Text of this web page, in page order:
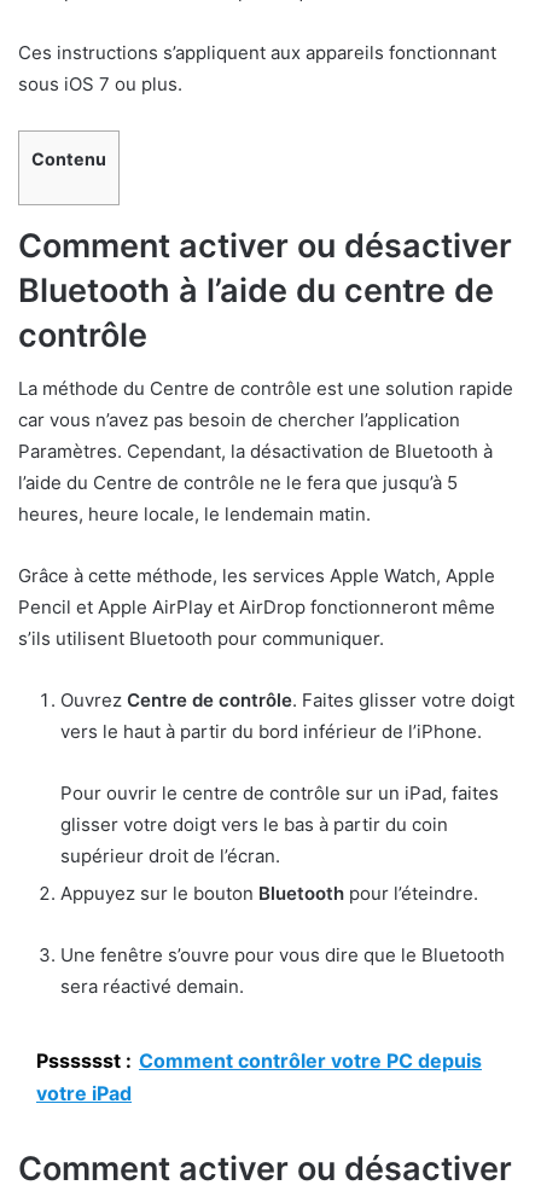
Ces instructions s’appliquent aux appareils fonctionnant
sous iOS 7 ou plus.
Contenu
Comment activer ou désactiver
Bluetooth à l’aide du centre de
contrôle
La méthode du Centre de contrôle est une solution rapide
car vous n’avez pas besoin de chercher l’application
Paramètres. Cependant, la désactivation de Bluetooth à
l’aide du Centre de contrôle ne le fera que jusqu’à 5
heures, heure locale, le lendemain matin.
Grâce à cette méthode, les services Apple Watch, Apple
Pencil et Apple AirPlay et AirDrop fonctionneront même
s’ils utilisent Bluetooth pour communiquer.
Ouvrez Centre de contrôle. Faites glisser votre doigt
vers le haut à partir du bord inférieur de l’iPhone.
Pour ouvrir le centre de contrôle sur un iPad, faites
glisser votre doigt vers le bas à partir du coin
supérieur droit de l’écran.
Appuyez sur le bouton Bluetooth pour l’éteindre.
Une fenêtre s’ouvre pour vous dire que le Bluetooth
sera réactivé demain.
Psssssst : Comment contrôler votre PC depuis
votre iPad
Comment activer ou désactiver